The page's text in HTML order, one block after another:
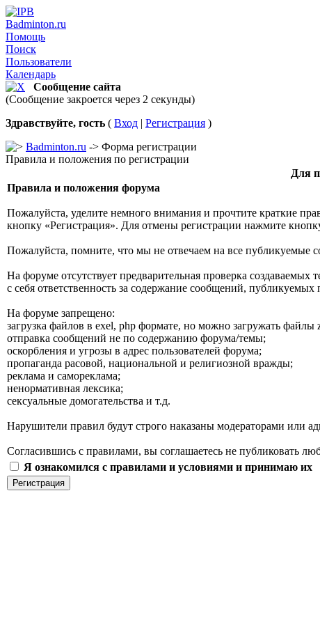
Badminton.ru
Помощь
Поиск
Пользователи
Календарь
Сообщение сайта
(Сообщение закроется через 2 секунды)
Здравствуйте, гость ( Вход | Регистрация )
Badminton.ru -> Форма регистрации
Правила и положения по регистрации
Для
Правила и положения форума
Пожалуйста, уделите немного внимания и прочтите краткие
кнопку «Регистрация». Для отмены регистрации нажмите
Пожалуйста, помните, что мы не отвечаем на все публикуемые
На форуме отсутствует предварительная проверка
с себя ответственность за содержание сообщений, публикуемых
На форуме запрещено:
загрузка файлов в exel, php формате, но можно загружать
отправка сообщений не по содержанию форума/темы;
оскорбления и угрозы в адрес пользователей форума;
пропаганда расовой, национальной и религиозной вражды;
реклама и самореклама;
ненормативная лексика;
сексуальные домогательства и т.д.
Нарушители правил будут строго наказаны модераторами или
Согласившись с правилами, вы соглашаетесь не публиковать
Я ознакомился с правилами и условиями и принимаю их